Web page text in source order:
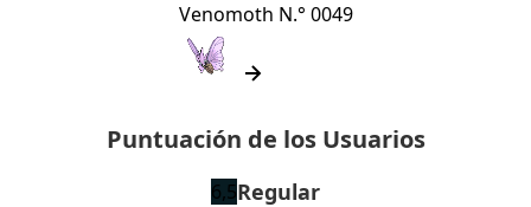
Venomoth N.° 0049
Puntuación de los Usuarios
6,5Regular